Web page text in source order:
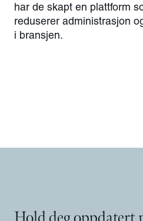
har de skapt en plattform
reduserer administrasjon
i bransjen.